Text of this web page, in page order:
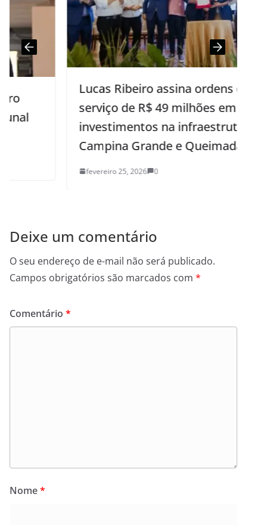
Lucas Ribeiro assina ordens de
serviço de R$ 49 milhões em
investimentos na infraestrutura de
Campina Grande e Queimadas
fevereiro 25, 2026 0
Deixe um comentário
O seu endereço de e-mail não será publicado.
Campos obrigatórios são marcados com *
Comentário *
Nome*